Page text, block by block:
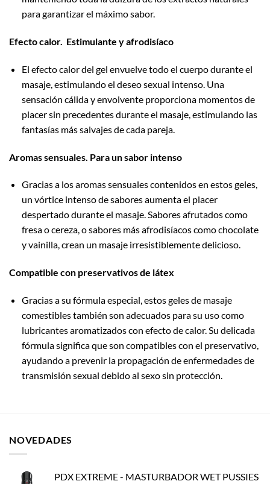
para garantizar el máximo sabor.
Efecto calor. Estimulante y afrodisíaco
El efecto calor del gel envuelve todo el cuerpo durante el
masaje, estimulando el deseo sexual intenso. Una
sensación cálida y envolvente proporciona momentos de
placer sin precedentes durante el masaje, estimulando las
fantasías más salvajes de cada pareja.
Aromas sensuales. Para un sabor intenso
Gracias a los aromas sensuales contenidos en estos geles,
un vórtice intenso de sabores aumenta el placer
despertado durante el masaje. Sabores afrutados como
fresa o cereza, o sabores más afrodisíacos como chocolate
y vainilla, crean un masaje irresistiblemente delicioso.
Compatible con preservativos de látex
Gracias a su fórmula especial, estos geles de masaje
comestibles también son adecuados para su uso como
lubricantes aromatizados con efecto de calor. Su delicada
fórmula significa que son compatibles con el preservativo,
ayudando a prevenir la propagación de enfermedades de
transmisión sexual debido al sexo sin protección.
NOVEDADES
PDX EXTREME - MASTURBADOR WET PUSSIES